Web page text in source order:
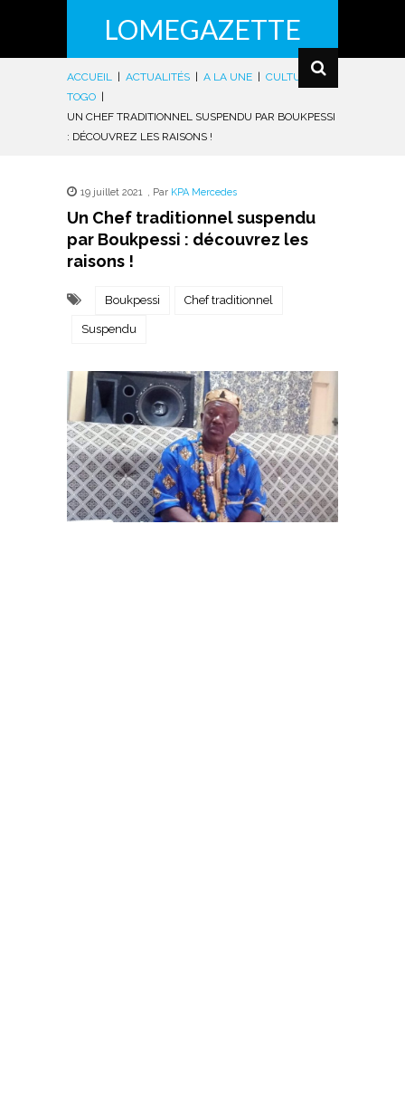
LOMEGAZETTE
ACCUEIL ACTUALITÉS A LA UNE CULTURE
|
TOGO
UN CHEF TRADITIONNEL SUSPENDU PAR BOUKPESSI
: DÉCOUVREZ LES RAISONS !
19 juillet 2021 , Par KPA Mercedes
Un Chef traditionnel suspendu
par Boukpessi : découvrez les
raisons !
Boukpessi Chef traditionnel
Suspendu